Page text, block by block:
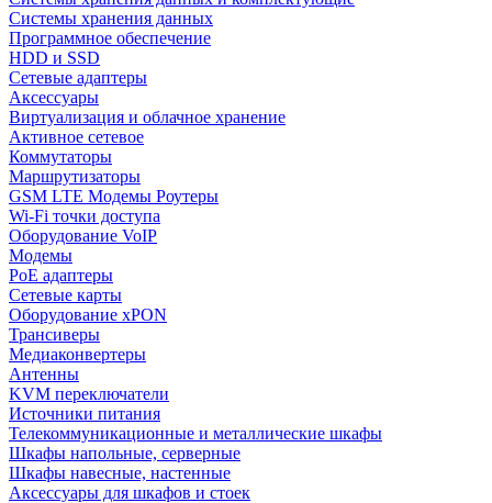
Системы хранения данных
Программное обеспечение
HDD и SSD
Сетевые адаптеры
Аксессуары
Виртуализация и облачное хранение
Активное сетевое
Коммутаторы
Маршрутизаторы
GSM LTE Модемы Роутеры
Wi-Fi точки доступа
Оборудование VoIP
Модемы
PoE адаптеры
Сетевые карты
Оборудование xPON
Трансиверы
Медиаконвертеры
Антенны
KVM переключатели
Источники питания
Телекоммуникационные и металлические шкафы
Шкафы напольные, серверные
Шкафы навесные, настенные
Аксессуары для шкафов и стоек